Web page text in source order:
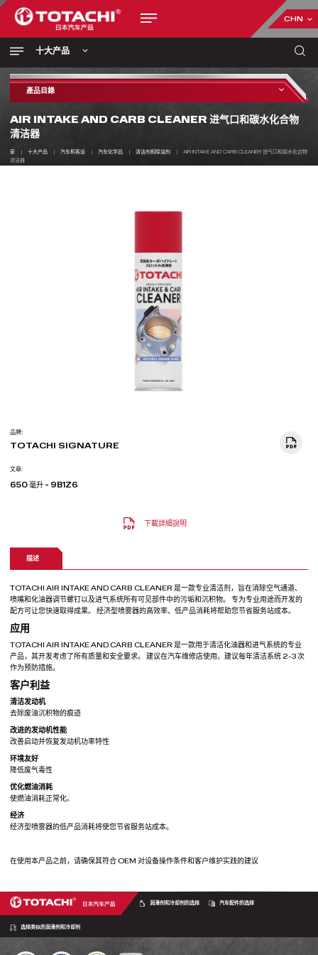
CHN
十大产品
產品目錄
AIR INTAKE AND CARB CLEANER 进气口和碳水化合物
清洁器
家 十大产品 汽车和客运 汽车化学品 清洁剂和除油剂
AIR INTAKE AND CARB CLEANER 进气口和碳水化合物
清洁器
品牌:
TOTACHI SIGNATURE
文章:
650 毫升 - 9B1Z6
下載詳細說明
描述
TOTACHI AIR INTAKE AND CARB CLEANER 是一款专业清洁剂，旨在消除空气通道、
喷嘴和化油器调节螺钉以及进气系统所有可见部件中的污垢和沉积物。 专为专业用途而开发的
配方可让您快速取得成果。 经济型喷雾器的高效率、低产品消耗将帮助您节省服务站成本。
应用
TOTACHI AIR INTAKE AND CARB CLEANER 是一款用于清洁化油器和进气系统的专业
产品，其开发考虑了所有质量和安全要求。 建议在汽车维修店使用。建议每年清洁系统 2-3 次
作为预防措施。
客户利益
清洁发动机
去除废油沉积物的痕迹
改进的发动机性能
改善启动并恢复发动机功率特性
环境友好
降低废气毒性
优化燃油消耗
使燃油消耗正常化。
经济
经济型喷雾器的低产品消耗将使您节省服务站成本。
在使用本产品之前，请确保其符合 OEM 对设备操作条件和客户维护实践的建议
润滑剂和冷却剂的选择 汽车配件的选择
选择类似的润滑剂和冷却剂